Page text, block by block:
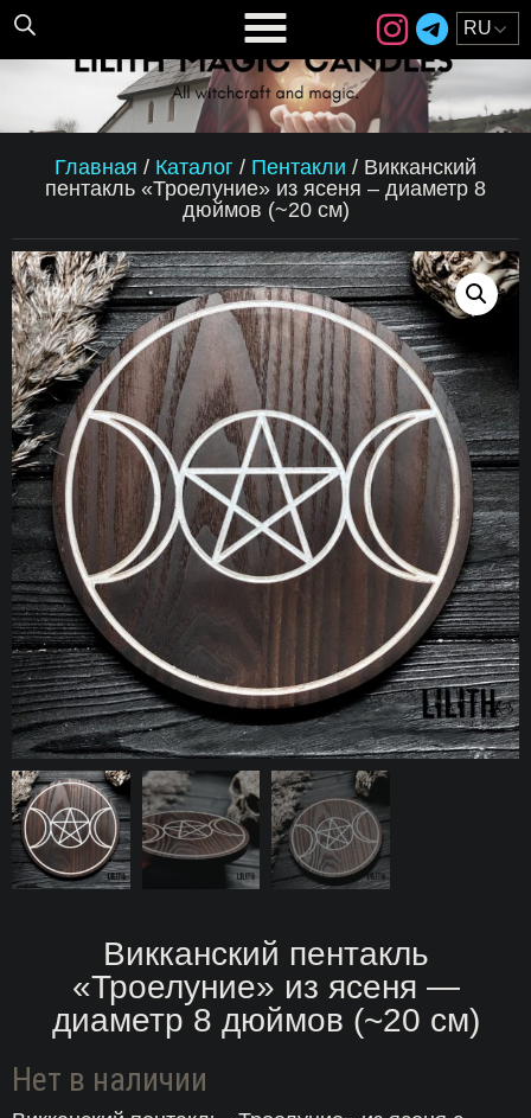
Главная / Каталог / Пентакли / Викканский
пентакль «Троелуние» из ясеня – диаметр 8
дюймов (~20 см)
Викканский пентакль
«Троелуние» из ясеня —
диаметр 8 дюймов (~20 см)
Нет в наличии